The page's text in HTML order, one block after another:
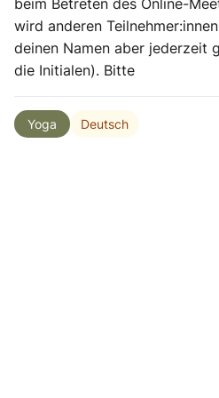
beim Betreten des Online-
wird anderen
deinen Namen aber jederzeit
die Initialen). Bitte
Yoga Deutsch